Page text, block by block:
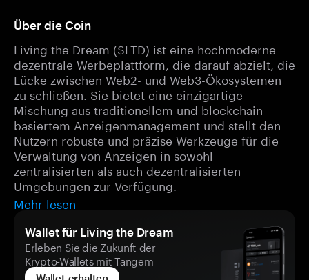
Über die Coin
Living the Dream ($LTD) ist eine hochmoderne
dezentrale Werbeplattform, die darauf abzielt, die
Lücke zwischen Web2- und Web3-Ökosystemen
zu schließen. Sie bietet eine einzigartige
Mischung aus traditionellem und blockchain-
basiertem Anzeigenmanagement und stellt den
Nutzern robuste und präzise Werkzeuge für die
Verwaltung von Anzeigen in sowohl
zentralisierten als auch dezentralisierten
Umgebungen zur Verfügung.
Mehr lesen
Wallet für Living the Dream
Erleben Sie die Zukunft der
Krypto-Wallets mit Tangem